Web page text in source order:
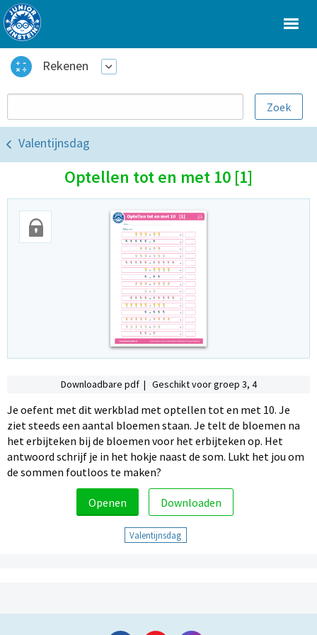
Rekenen
Valentijnsdag
Optellen tot en met 10 [1]
Downloadbare pdf | Geschikt voor groep 3, 4
Je oefent met dit werkblad met optellen tot en met 10. Je
ziet steeds een aantal bloemen staan. Je telt de bloemen na
het erbijteken bij de bloemen voor het erbijteken op. Het
antwoord schrijf je in het hokje naast de som. Lukt het jou om
de sommen foutloos te maken?
Openen Downloaden
Valentijnsdag